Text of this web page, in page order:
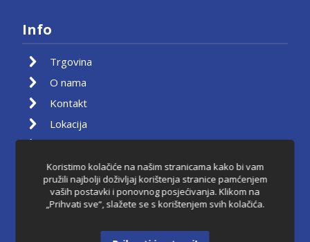
Info
Trgovina
O nama
Kontakt
Lokacija
Moj račun
Košarica
Pravila privatnosti
Uvjeti korištenja
Koristimo kolačiće na našim stranicama kako bi vam
pružili najbolji doživljaj korištenja stranice pamćenjem
vaših postavki i ponovnog posjećivanja. Klikom na
„Prihvati sve“, slažete se s korištenjem svih kolačića.